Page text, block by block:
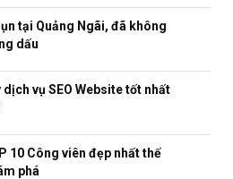
tại Quảng Ngãi, đã không
dấu
vụ SEO Website tốt nhất
10 Công viên đẹp nhất thế
phá